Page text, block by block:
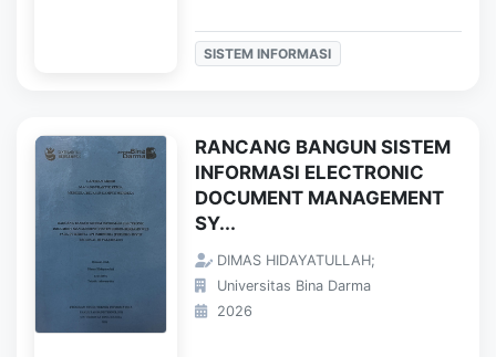
SISTEM INFORMASI
RANCANG BANGUN SISTEM
INFORMASI ELECTRONIC
DOCUMENT MANAGEMENT
SY...
DIMAS HIDAYATULLAH;
Universitas Bina Darma
2026